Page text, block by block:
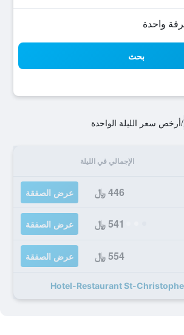
بحث
/أرخص سعر الليلة الواحدة
الإجمالي في الليلة
446 ﷼ عرض الصفقة
541 ﷼ عرض الصفقة
554 ﷼ عرض الصفقة